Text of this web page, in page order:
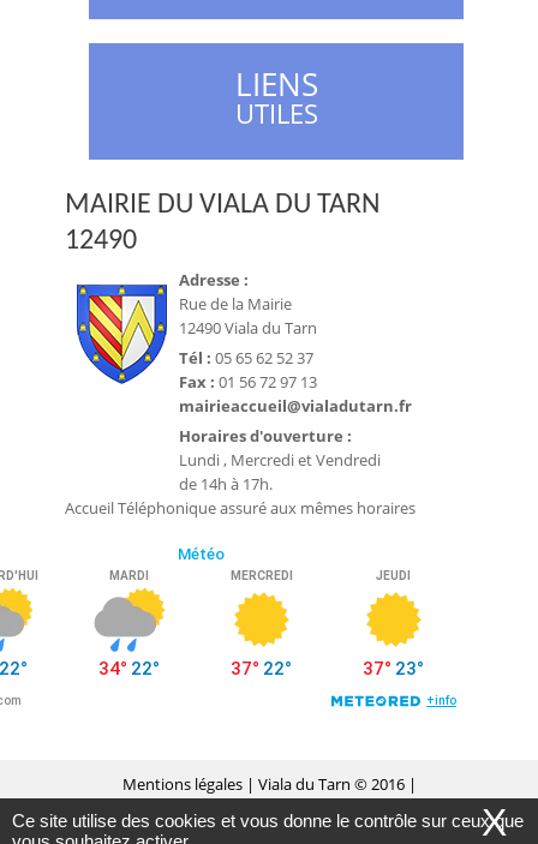
LIENS
UTILES
MAIRIE DU VIALA DU TARN
12490
Adresse :
Rue de la Mairie
12490 Viala du Tarn
Tél : 05 65 62 52 37
Fax : 01 56 72 97 13
mairieaccueil@vialadutarn.fr
Horaires d'ouverture :
Lundi , Mercredi et Vendredi
de 14h à 17h.
Accueil Téléphonique assuré aux mêmes horaires
Mentions légales | Viala du Tarn © 2016 |
Conception Citopia- Solution de site internet pour X
Ce site utilise des cookies et vous donne le contrôle sur ceux que